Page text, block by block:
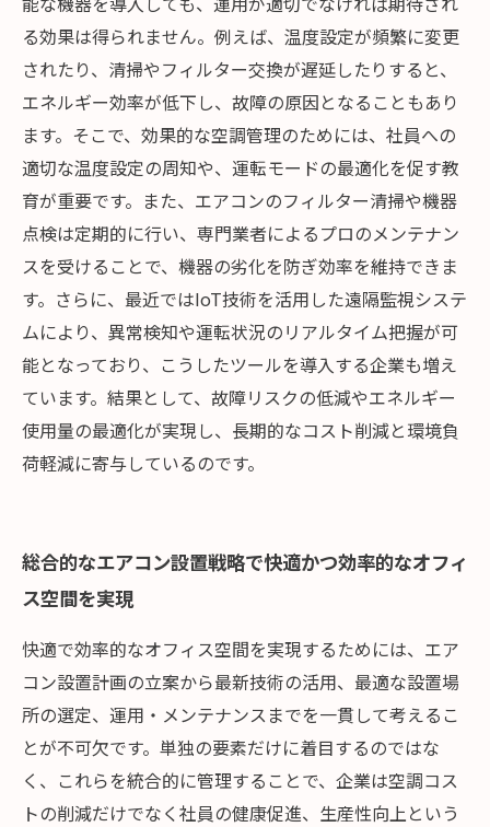
る効果は得られません。例えば、温度設定が頻繁に変更
されたり、清掃やフィルター交換が遅延したりすると、
エネルギー効率が低下し、故障の原因となることもあり
ます。そこで、効果的な空調管理のためには、社員への
適切な温度設定の周知や、運転モードの最適化を促す教
育が重要です。また、エアコンのフィルター清掃や機器
点検は定期的に行い、専門業者によるプロのメンテナン
スを受けることで、機器の劣化を防ぎ効率を維持できま
す。さらに、最近ではIoT技術を活用した遠隔監視システ
ムにより、異常検知や運転状況のリアルタイム把握が可
能となっており、こうしたツールを導入する企業も増え
ています。結果として、故障リスクの低減やエネルギー
使用量の最適化が実現し、長期的なコスト削減と環境負
荷軽減に寄与しているのです。
総合的なエアコン設置戦略で快適かつ効率的なオフィ
ス空間を実現
快適で効率的なオフィス空間を実現するためには、エア
コン設置計画の立案から最新技術の活用、最適な設置場
所の選定、運用・メンテナンスまでを一貫して考えるこ
とが不可欠です。単独の要素だけに着目するのではな
く、これらを統合的に管理することで、企業は空調コス
トの削減だけでなく社員の健康促進、生産性向上という